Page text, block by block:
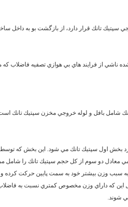
تانك قرار دارد، از بازگشت بو به داخل
ناشي از فرايند هاي بي هوازي تصفيه فاضلاب كه
شامل بافل و لوله خروجي مخزن سپتيك تانك
بخش اول سپتيك تانك مي شود. اين بخش كه توسط
دو سوم از كل حجم سپتيك تانك را شامل مي
سبب وزن بيشتر خود به سمت پايين حركت كرده
اين كه داراي وزن مخصوص كمتري نسبت به
شوند.